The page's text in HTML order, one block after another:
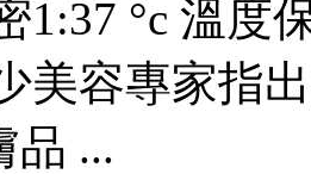
1:37 °c 溫度
美容專家指
品 ...